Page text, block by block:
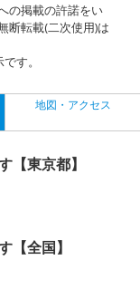
の掲載の許諾をい
断転載(二次使用)は
す。
地図・アクセス
【東京都】
【全国】